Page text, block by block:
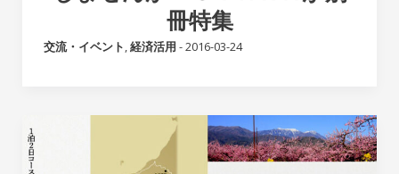
冊特集
交流・イベント 経済活用 -2016-03-24